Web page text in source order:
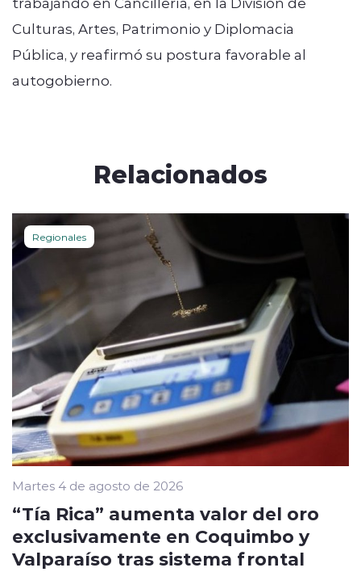
Culturas, Artes, Patrimonio y Diplomacia
Pública, y reafirmó su postura favorable al
autogobierno.
Relacionados
Regionales
Martes 4 de agosto de 2026
“Tía Rica” aumenta valor del oro
exclusivamente en Coquimbo y
Valparaíso tras sistema frontal